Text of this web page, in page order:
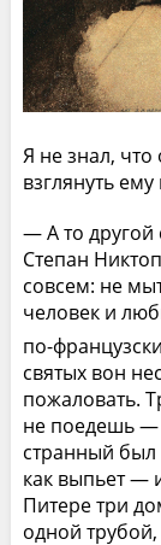
Я не знал, что
взглянуть
— А то другой
Степан
совсем: не
человек и
по-
святых вон
пожаловать.
не поедешь —
странный был
как выпьет —
Питере три
одной